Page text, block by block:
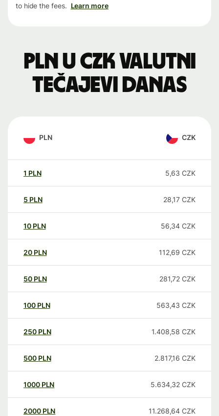
to hide the fees. Learn more
PLN u CZK valutni
tečajevi danas
PLN CZK
1 PLN 5,63 CZK
5 PLN 28,17 CZK
10 PLN 56,34 CZK
20 PLN 112,69 CZK
50 PLN 281,72 CZK
100 PLN 563,43 CZK
250 PLN 1.408,58 CZK
500 PLN 2.817,16 CZK
1000 PLN 5.634,32 CZK
2000 PLN 11.268,64 CZK